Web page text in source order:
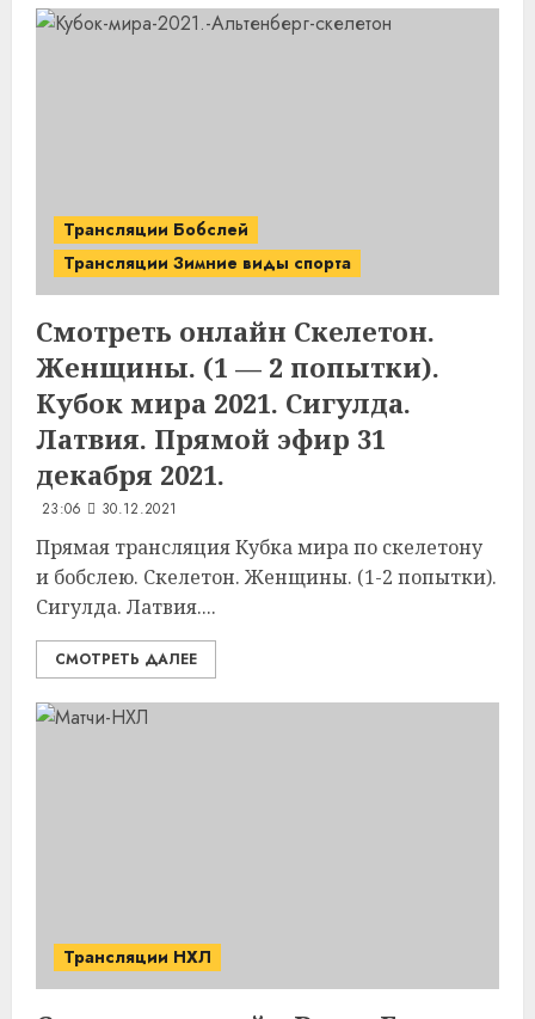
Трансляции Бобслей
Трансляции Зимние виды спорта
Смотреть онлайн Скелетон.
Женщины. (1 — 2 попытки).
Кубок мира 2021. Сигулда.
Латвия. Прямой эфир 31
декабря 2021.
23:06 30.12.2021
Прямая трансляция Кубка мира по скелетону
и бобслею. Скелетон. Женщины. (1-2 попытки).
Сигулда. Латвия....
СМОТРЕТЬ ДАЛЕЕ
Трансляции НХЛ